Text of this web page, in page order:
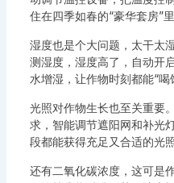
住在四季如春的“豪华套房”里
湿度也是个大问题，太干太
测湿度，湿度高了，自动开
水增湿，让作物时刻都能“喝
光照对作物生长也至关重要
求，智能调节遮阳网和补光
段都能获得充足又合适的光
还有二氧化碳浓度，这可是